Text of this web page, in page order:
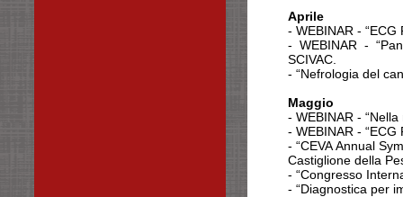
Aprile
- WEBINAR -
- WEBINAR -
SCIVAC.
- “Nefrologia del
Maggio
- WEBINAR -
- WEBINAR -
- “CEVA Annual
Castiglione della
- “Congresso
- “Diagnostica per